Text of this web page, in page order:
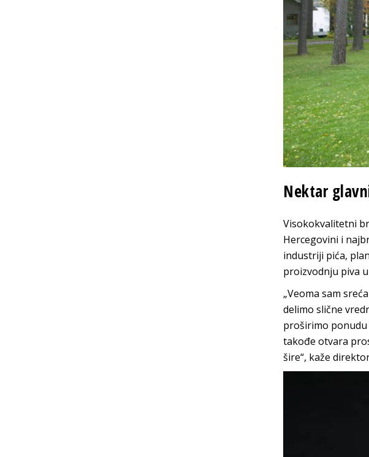
Nektar
Visokokvalitetni
Hercegovini i
industriji pića,
proizvodnju piva
„Veoma sam
delimo slične
proširimo ponudu
takođe otvara
šire“, kaže